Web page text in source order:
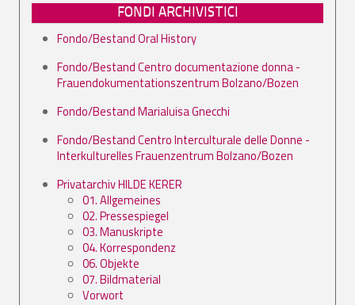
FONDI ARCHIVISTICI
Fondo/Bestand Oral History
Fondo/Bestand Centro documentazione donna -
Frauendokumentationszentrum Bolzano/Bozen
Fondo/Bestand Marialuisa Gnecchi
Fondo/Bestand Centro Interculturale delle Donne -
Interkulturelles Frauenzentrum Bolzano/Bozen
Privatarchiv HILDE KERER
01. Allgemeines
02. Pressespiegel
03. Manuskripte
04. Korrespondenz
06. Objekte
07. Bildmaterial
Vorwort